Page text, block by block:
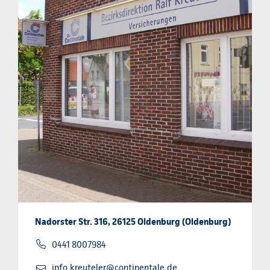
Nadorster Str. 316, 26125 Oldenburg (Oldenburg)
0441 8007984
info.kreuteler@continentale.de